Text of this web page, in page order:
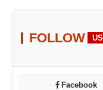
FOLLOW US
Facebook